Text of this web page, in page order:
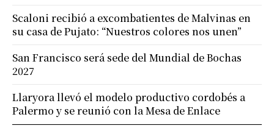
Scaloni recibió a excombatientes de Malvinas en
su casa de Pujato: “Nuestros colores nos unen”
San Francisco será sede del Mundial de Bochas
2027
Llaryora llevó el modelo productivo cordobés a
Palermo y se reunió con la Mesa de Enlace